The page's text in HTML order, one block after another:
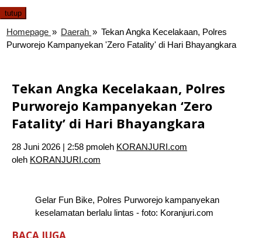
tutup
Homepage » Daerah » Tekan Angka Kecelakaan, Polres
Purworejo Kampanyekan 'Zero Fatality' di Hari Bhayangkara
Tekan Angka Kecelakaan, Polres
Purworejo Kampanyekan ‘Zero
Fatality’ di Hari Bhayangkara
28 Juni 2026 | 2:58 pmoleh KORANJURI.com
oleh KORANJURI.com
Gelar Fun Bike, Polres Purworejo kampanyekan
keselamatan berlalu lintas - foto: Koranjuri.com